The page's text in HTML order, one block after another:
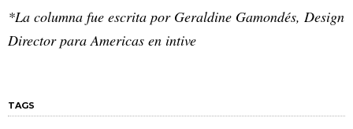
*La columna fue escrita por Geraldine Gamondés, Design
Director para Americas en intive
TAGS